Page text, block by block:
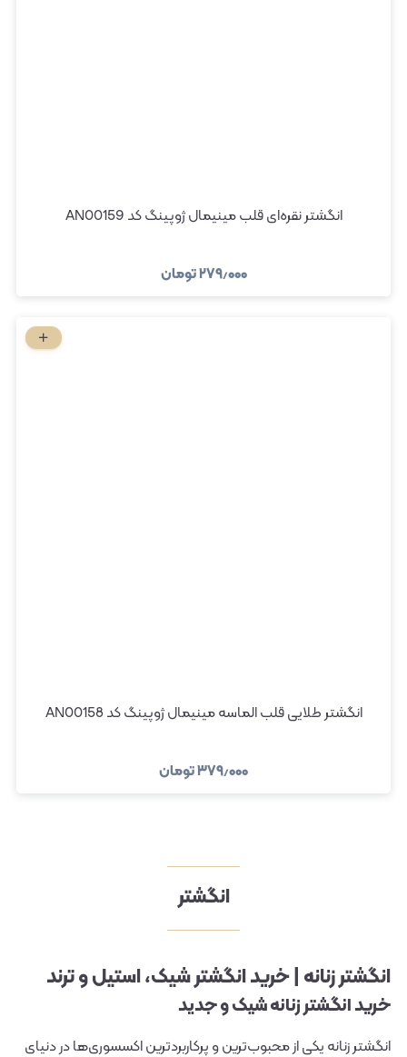
انگشتر نقره‌ای قلب مینیمال ژوپینگ کد AN00159
۲۷۹٫۰۰۰تومان
انگشتر طلایی قلب الماسه مینیمال ژوپینگ کد AN00158
۳۷۹٫۰۰۰تومان
انگشتر
انگشتر زنانه | خرید انگشتر شیک، استیل و ترند
خرید انگشتر زنانه شیک و جدید
انگشتر زنانه یکی از محبوب‌ترین و پرکاربردترین اکسسوری‌ها در دنیای